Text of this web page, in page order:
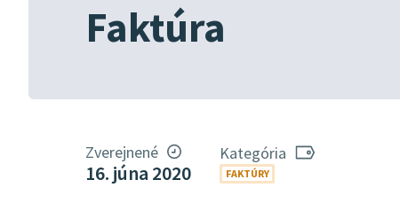
Faktúra
Zverejnené
16. júna 2020
Kategória
FAKTÚRY